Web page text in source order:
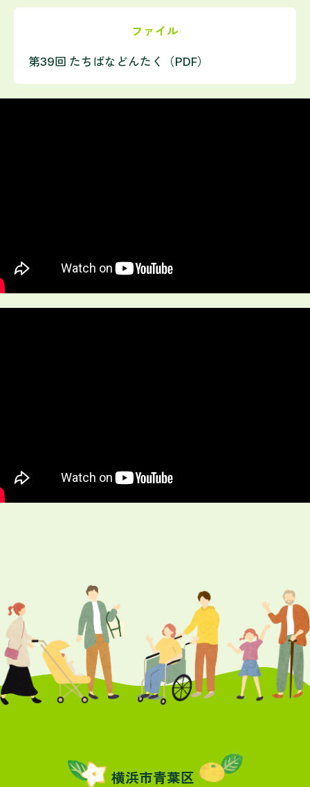
ファイル
第39回 たちばなどんたく（PDF）
横浜市青葉区